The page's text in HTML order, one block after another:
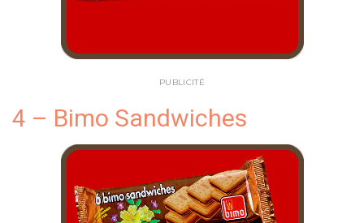
PUBLICITÉ
4 – Bimo Sandwiches